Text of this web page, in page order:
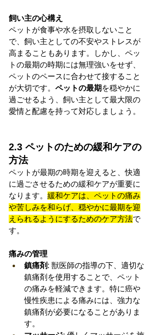
飼い主の心構え
ペットが食事や水を摂取しないこと
で、飼い主としての不安やストレスが
高まることもあります。しかし、ペッ
トの最期の時期には無理強いをせず、
ペットのペースに合わせて接すること
が大切です。 ペットの最期 を穏やかに
過ごせるよう、飼い主として最大限の
愛情と配慮を持って対応しましょう。
2.3 ペットのための緩和ケアの
方法
ペットが最期の時期を迎えると、快適
に過ごさせるための緩和ケアが重要に
なります。 緩和ケアは、ペットの痛み
や苦しみを和らげ、穏やかに最期を迎
えられるようにするためのケア方法で
す。
痛みの管理
鎮痛剤 : 獣医師の指導の下、適切な
鎮痛剤を使用することで、ペット
の痛みを軽減できます。特に癌や
慢性疾患による痛みには、強力な
鎮痛剤が必要になることがありま
す。